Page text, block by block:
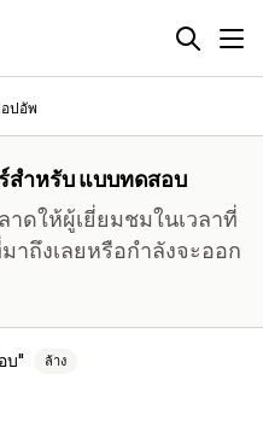
ปอัพ
สำหรับ แบบทดสอบ
ดให้ผู้เยี่ยมชมในเวลาที่
าถึงเลยหรือกำลังจะออก
บ ล้าง